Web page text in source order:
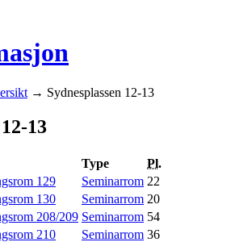
→ Sydnesplassen 12-13
13
Type
Pl.
129 Seminarrom 22
130 Seminarrom 20
208/209 Seminarrom 54
210 Seminarrom 36